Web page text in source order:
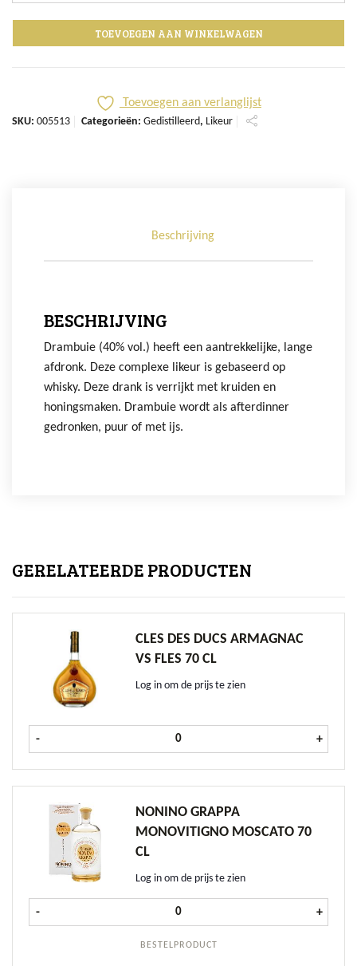
TOEVOEGEN AAN WINKELWAGEN
Toevoegen aan verlanglijst
SKU: 005513 Categorieën: Gedistilleerd, Likeur
Beschrijving
BESCHRIJVING
Drambuie (40% vol.) heeft een aantrekkelijke, lange
afdronk. Deze complexe likeur is gebaseerd op
whisky. Deze drank is verrijkt met kruiden en
honingsmaken. Drambuie wordt als afterdinner
gedronken, puur of met ijs.
GERELATEERDE PRODUCTEN
CLES DES DUCS ARMAGNAC
VS FLES 70 CL
Log in om de prijs te zien
- Cles des Ducs Armagnac VS fles 70
+
NONINO GRAPPA
MONOVITIGNO MOSCATO 70
CL
Log in om de prijs te zien
BESTELPRODUCT
- Nonino Grappa Monovitigno
+